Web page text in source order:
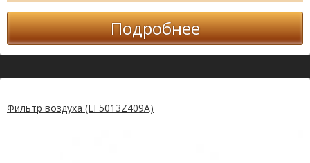
Подробнее
Фильтр воздуха (LF5013Z409A)